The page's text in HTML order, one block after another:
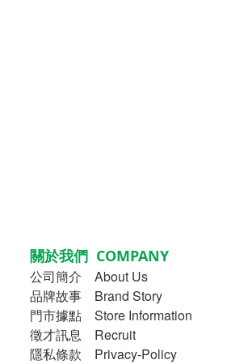
關於我們 COMPANY
公司簡介
About Us
品牌故事
Brand Story
門市據點 Store Information
徵才訊息 Recruit
隱私條款 Privacy-Policy